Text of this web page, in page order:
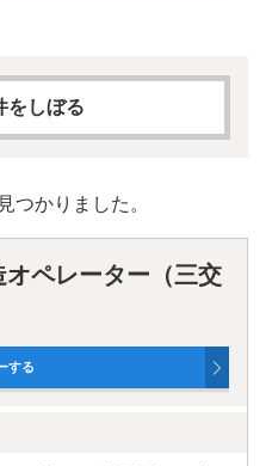
をしぼる
つかりました。
ペレーター（三交